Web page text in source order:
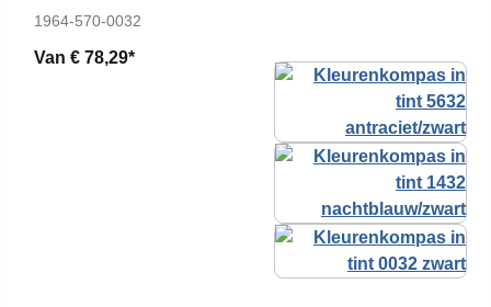
1964-570-0032
Van € 78,29*